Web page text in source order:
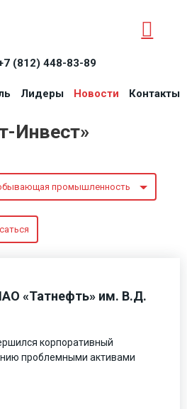
(812) 448-83-89
Лидеры Новости Контакты
Инвест»
промышленность
«Татнефть» им. В.Д.
корпоративный
проблемными активами